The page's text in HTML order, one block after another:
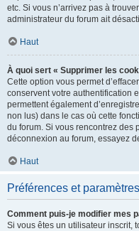
etc. Si vous n’arrivez pas à
administrateur du forum ait
Haut
À quoi sert « Supprimer les
Cette option vous permet
conservent votre authentification
permettent également
non lus) dans le cas où cette
du forum. Si vous rencontrez des
déconnexion au forum, essayez
Haut
Préférences et
Comment puis-je modifier mes
Si vous êtes un utilisateur inscrit,